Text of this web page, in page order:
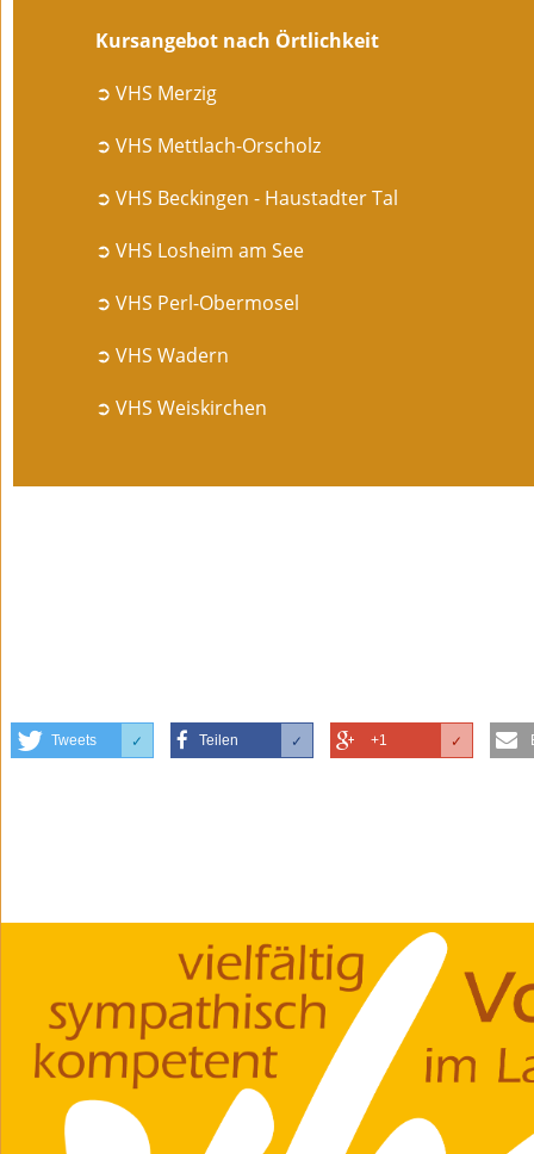
Kursangebot nach Örtlichkeit
➲ VHS Merzig
➲ VHS Mettlach-Orscholz
➲ VHS Beckingen - Haustadter Tal
➲ VHS Losheim am See
➲ VHS Perl-Obermosel
➲ VHS Wadern
➲ VHS Weiskirchen
Tweets ✓ Teilen ✓ +1 ✓